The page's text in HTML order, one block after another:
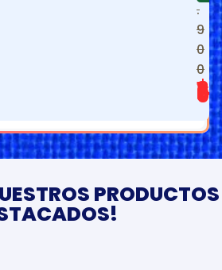
.
9
0
0
$
1.469.900
PRODUCTOS